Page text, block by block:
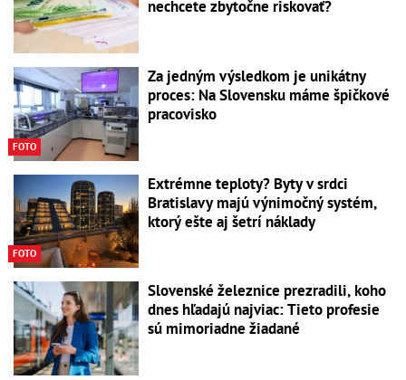
nechcete zbytočne riskovať?
FOTO
Za jedným výsledkom je unikátny
proces: Na Slovensku máme špičkové
pracovisko
FOTO
Extrémne teploty? Byty v srdci
Bratislavy majú výnimočný systém,
ktorý ešte aj šetrí náklady
Slovenské železnice prezradili, koho
dnes hľadajú najviac: Tieto profesie
sú mimoriadne žiadané